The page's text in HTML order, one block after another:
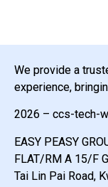
We provide a
experience,
2026 – ccs-tech-
EASY PEASY
FLAT/RM A 15/F
Tai Lin Pai Road,